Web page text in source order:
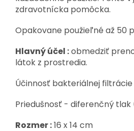
zdravotnícka pomôcka.
Opakovane použieľné až 50
Hlavný účel :obmedziť
látok z prostredia.
Účinnosť bakteriálnej filtrácie
Priedušnosť - diferenčný tlak
Rozmer :16 x 14 cm